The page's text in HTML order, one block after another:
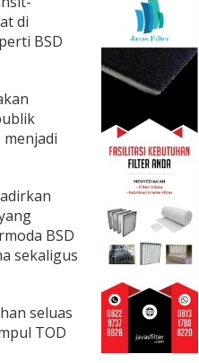
di
BSD
BSD
sekaligus
seluas
TOD